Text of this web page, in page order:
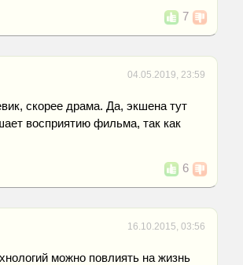
7
04.05.2019, 23:59
скорее драма. Да, экшена тут
восприятию фильма, так как
6
16.10.2015, 03:56
можно повлиять на жизнь